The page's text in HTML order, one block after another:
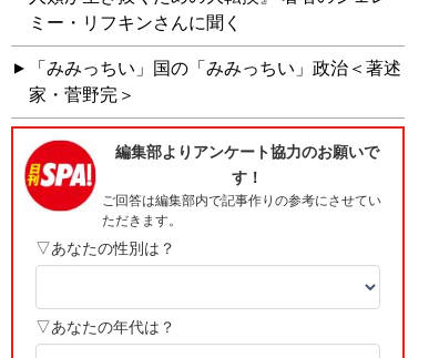
ミー・リフキンさんに聞く
「みみっちい」国の「みみっちい」政治＜著述
家・菅野完＞